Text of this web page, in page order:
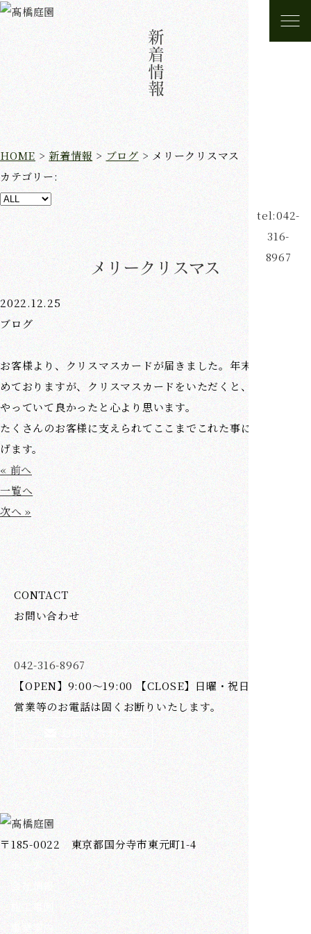
tel:042-
316-
8967
新着情報
HOME>新着情報 > ブログ> メリークリスマス
カテゴリー:
メリークリスマス
2022.12.25
ブログ
お客様より、クリスマスカードが届きました。年末は多忙を極
めておりますが、クリスマスカードをいただくと、この仕事を
やっていて良かったと心より思います。
たくさんのお客様に支えられてここまでこれた事に感謝申し上
げます。
« 前へ
一覧へ
次へ »
CONTACT
お問い合わせ
042-316-8967
【OPEN】9:00～19:00 【CLOSE】日曜・祝日
営業等のお電話は固くお断りいたします。
〒185-0022 東京都国分寺市東元町1-4
ホーム
会社情報
施工事例
事業案内